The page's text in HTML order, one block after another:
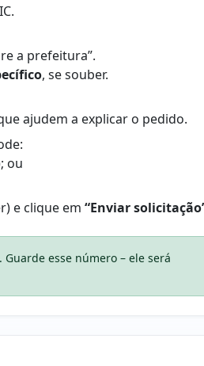
a prefeitura”.
, se souber.
ajudem a explicar o pedido.
ou
e clique em “Enviar
. Guarde esse número – ele será